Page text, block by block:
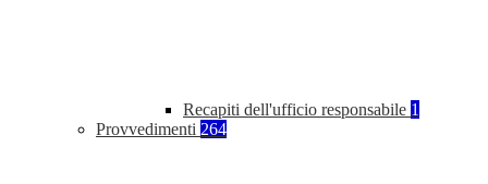
Recapiti dell'ufficio responsabile 1
Provvedimenti 264